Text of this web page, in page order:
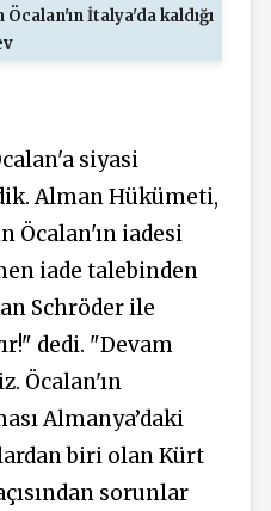
İtalya'da kaldığı
siyasi
Alman Hükümeti,
Öcalan'ın iadesi
iade talebinden
Schröder ile
dedi. "Devam
Öcalan'ın
Almanya’daki
biri olan Kürt
sorunlar